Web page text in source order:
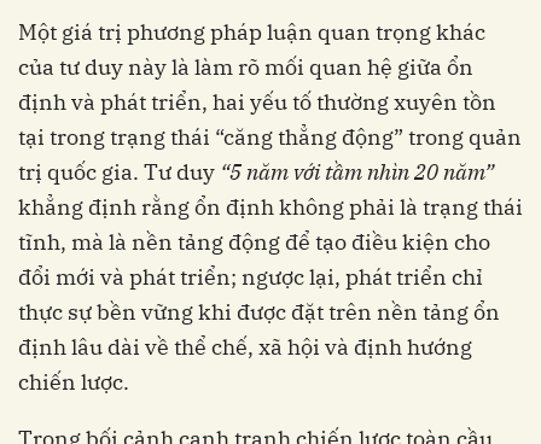
Một giá trị phương pháp luận quan trọng khác
của tư duy này là làm rõ mối quan hệ giữa ổn
định và phát triển, hai yếu tố thường xuyên tồn
tại trong trạng thái “căng thẳng động” trong quản
trị quốc gia. Tư duy “5 năm với tầm nhìn 20 năm”
khẳng định rằng ổn định không phải là trạng thái
tĩnh, mà là nền tảng động để tạo điều kiện cho
đổi mới và phát triển; ngược lại, phát triển chỉ
thực sự bền vững khi được đặt trên nền tảng ổn
định lâu dài về thể chế, xã hội và định hướng
chiến lược.